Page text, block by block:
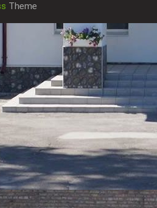
Theme